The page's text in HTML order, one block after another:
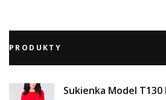
PRODUKTY
Sukienka Model T130